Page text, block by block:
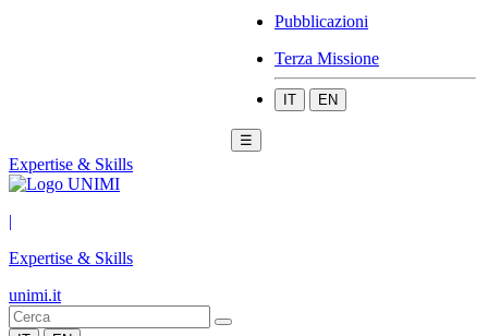
Pubblicazioni
Terza Missione
IT EN
☰
Expertise & Skills
|
Expertise & Skills
unimi.it